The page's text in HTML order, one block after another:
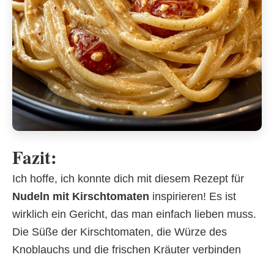
Fazit:
Ich hoffe, ich konnte dich mit diesem Rezept für
Nudeln mit Kirschtomaten inspirieren! Es ist
wirklich ein Gericht, das man einfach lieben muss.
Die Süße der Kirschtomaten, die Würze des
Knoblauchs und die frischen Kräuter verbinden